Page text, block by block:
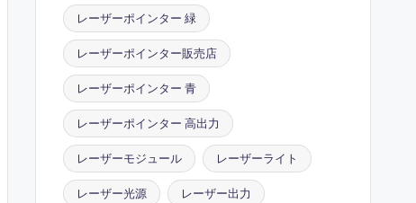
レーザーポインター 緑
レーザーポインター販売店
レーザーポインター 青
レーザーポインター 高出力
レーザーモジュール レーザーライト
レーザー光源 レーザー出力